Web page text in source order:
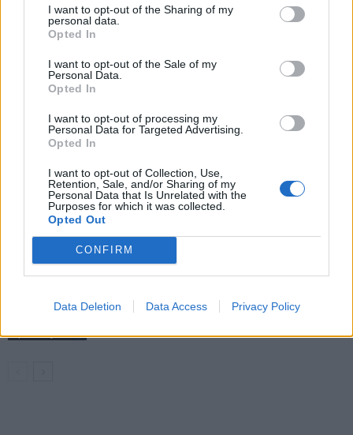
I want to opt-out of the Sharing of my
personal data.
Opted In
I want to opt-out of the Sale of my
Personal Data.
Opted In
I want to opt-out of processing my
Personal Data for Targeted Advertising.
Opted In
I want to opt-out of Collection, Use,
Retention, Sale, and/or Sharing of my
Personal Data that Is Unrelated with the
Purposes for which it was collected.
Opted Out
CONFIRM
Data Deletion Data Access Privacy Policy
Městských lesů dělí Příbram
otevřela záhadu Štěchovického
SOUVISEJÍCÍ ČLÁNKY
Zpravodajství
Hygienici kontrolují dětské tábory. Více
nevyhověla
Svatá Hora rozšířila počet bohoslužeb.
Připomíná také ničivý požár z roku 1978
Zpravodajství
výborné podmínky. Horší voda je jen na